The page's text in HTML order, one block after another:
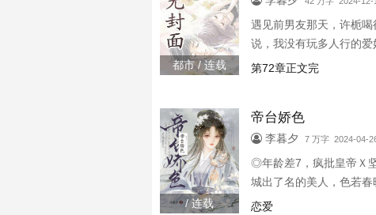
都市 / 连载
遇见前男友那天，许栀
说，我没有玩多人行的
大把排着队往上冲的。
第72章正文完
/ 连载
帝台娇色
李暮夕 7 万字 2024-04-
◎年龄差7，疯批皇帝Ｘ
城出了名的美人，色若春
恋爱